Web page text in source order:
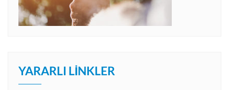
YARARLI LINKLER